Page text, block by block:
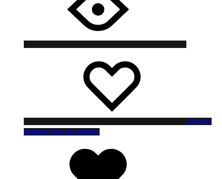
Liste de
souhaits Liste de souhaits